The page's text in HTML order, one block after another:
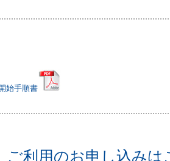
始手順書
ご利用のお申し込みは